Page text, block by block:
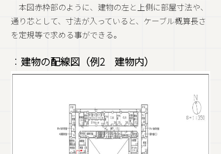
本図赤枠部のように、建物の左と上側に部屋寸法や、
通り芯として、寸法が入っていると、ケーブル概算長さ
を定規等で求める事ができる。
： 建物の配線図（例2 建物内）